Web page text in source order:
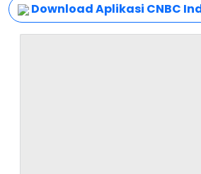
Download Aplikasi CNBC